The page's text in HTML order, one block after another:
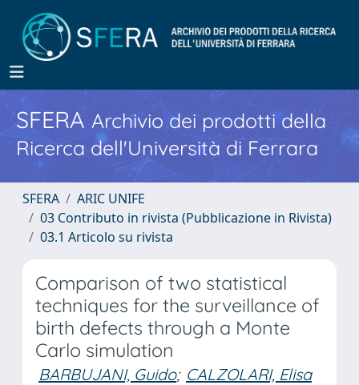
SFERA Archivio dei prodotti della
Ricerca dell'Università di Ferrara
SFERA
ARIC UNIFE
03 Contributo in rivista (Pubblicazione in Rivista)
03.1 Articolo su rivista
Comparison of two statistical
techniques for the surveillance of
birth defects through a Monte
Carlo simulation
BARBUJANI, Guido; CALZOLARI, Elisa